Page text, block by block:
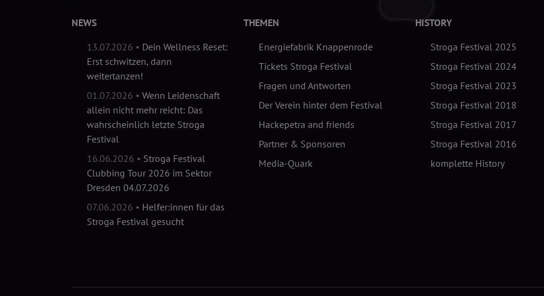
NEWS
13.07.2026 • Dein Wellness Reset:
Erst schwitzen, dann
weitertanzen!
01.07.2026 • Wenn Leidenschaft
allein nicht mehr reicht: Das
wahrscheinlich letzte Stroga
Festival
16.06.2026 • Stroga Festival
Clubbing Tour 2026 im Sektor
Dresden 04.07.2026
07.06.2026 • Helfer:innen für das
Stroga Festival gesucht
THEMEN
Energiefabrik Knappenrode
Tickets Stroga Festival
Fragen und Antworten
Der Verein hinter dem Festival
Hackepetra and friends
Partner & Sponsoren
Media-Quark
HISTORY
Stroga Festival 2025
Stroga Festival 2024
Stroga Festival 2023
Stroga Festival 2018
Stroga Festival 2017
Stroga Festival 2016
komplette History